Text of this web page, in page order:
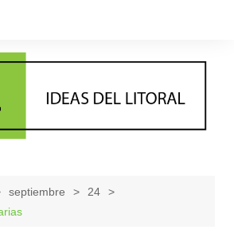
septiembre
24